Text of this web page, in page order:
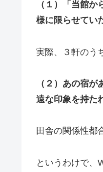
（１）「当館
様に限らせてい
実際、３軒のう
（２）あの宿
遠な印象を持た
田舎の関係性都
というわけで、